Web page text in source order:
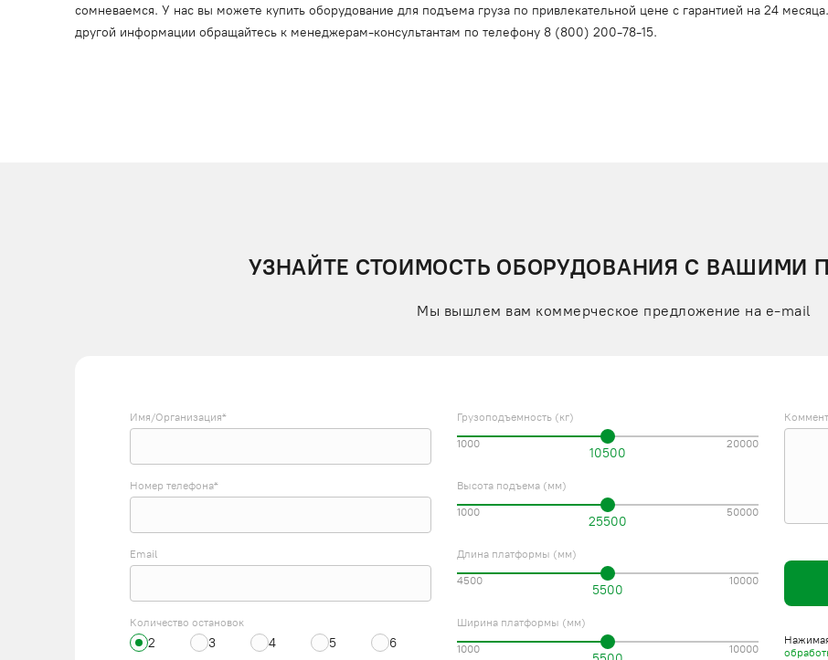
сомневаемся. У нас вы можете купить оборудование для подъема груза по привлекательной цене с гарантией на 24
другой информации обращайтесь к менеджерам-консультантам по телефону 8 (800) 200-78-15.
УЗНАЙТЕ СТОИМОСТЬ ОБОРУДОВАНИЯ С ВАШИМИ
Мы вышлем вам коммерческое предложение на e-mail
Имя/Организация*
Номер телефона*
Email
Количество остановок
2 3 4 5 6
Грузоподъемность (кг)
10500
1000 20000
Высота подъема (мм)
25500
1000 50000
Длина платформы (мм)
5500
4500 10000
Ширина платформы (мм)
1000 10000